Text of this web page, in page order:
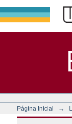
Página Inicial →